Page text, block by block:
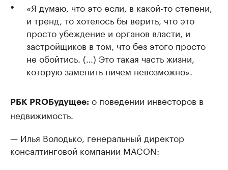
«Я думаю, что это если, в какой-то степени,
и тренд, то хотелось бы верить, что это
просто убеждение и органов власти, и
застройщиков в том, что без этого просто
не обойтись. (…) Это такая часть жизни,
которую заменить ничем невозможно».
РБК PROБудущее: о поведении инвесторов в
недвижимость.
— Илья Володько, генеральный директор
консалтинговой компании MACON: